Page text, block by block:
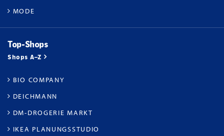
MODE
Top-Shops
Shops A–Z
BIO COMPANY
DEICHMANN
DM-DROGERIE MARKT
IKEA PLANUNGSSTUDIO